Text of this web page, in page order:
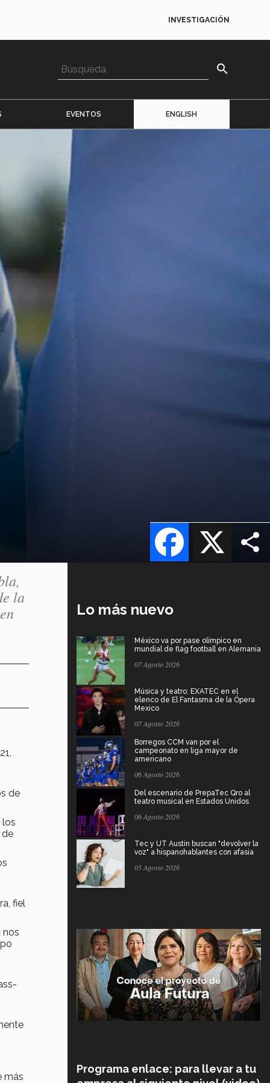
INVESTIGACIÓN
search
EVENTOS ENGLISH
X
Facebook
la
de
los
de
fiel
nos
más
Lo más nuevo
México va por pase olímpico en
mundial de flag football en Alemania
07 Agosto 2026
Música y teatro: EXATEC en el
elenco de El Fantasma de la Ópera
Mexico
07 Agosto 2026
Borregos CCM van por el
campeonato en liga mayor de
americano
06 Agosto 2026
Del escenario de PrepaTec Qro al
teatro musical en Estados Unidos
06 Agosto 2026
Tec y UT Austin buscan "devolver la
voz" a hispanohablantes con afasia
05 Agosto 2026
Programa enlace: para llevar a tu